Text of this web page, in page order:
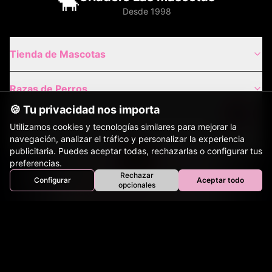
Inicio Perros Tienda Bovinos Aves
Desde 1998
Tienda de Mascotas
Razas de Perros
Gatos de Raza
Envíos Nacionales
Envíos Internacionales
🍪 Tu privacidad nos importa
Utilizamos cookies y tecnologías similares para mejorar la
navegación, analizar el tráfico y personalizar la experiencia
publicitaria. Puedes aceptar todas, rechazarlas o configurar tus
preferencias.
Configurar
Rechazar
opcionales
Aceptar todo